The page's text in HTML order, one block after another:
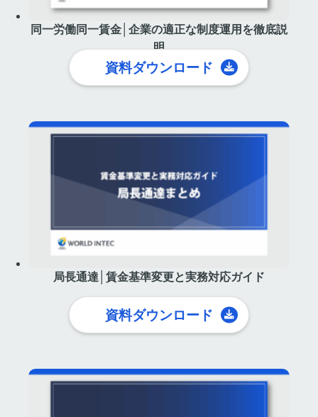
同一労働同一賃金│企業の適正な制度運用を徹底説
明
資料ダウンロード
局長通達│賃金基準変更と実務対応ガイド
資料ダウンロード